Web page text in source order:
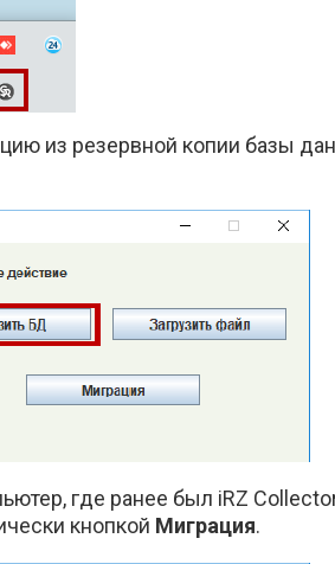
из резервной копии базы
где ранее был iRZ
кнопкой Миграция.